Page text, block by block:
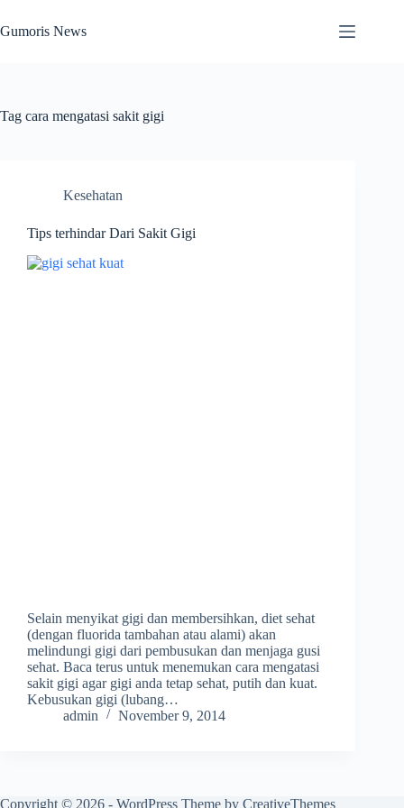
to
content
Gumoris News
Tag cara mengatasi sakit gigi
Kesehatan
Tips terhindar Dari Sakit Gigi
Selain menyikat gigi dan membersihkan, diet sehat
(dengan fluorida tambahan atau alami) akan
melindungi gigi dari pembusukan dan menjaga gusi
sehat. Baca terus untuk menemukan cara mengatasi
sakit gigi agar gigi anda tetap sehat, putih dan kuat.
Kebusukan gigi (lubang…
admin
November 9, 2014
Copyright © 2026 - WordPress Theme by CreativeThemes